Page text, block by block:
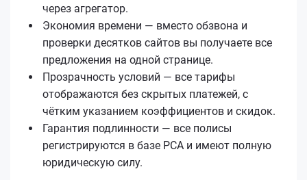
через агрегатор.
Экономия времени — вместо обзвона и
проверки десятков сайтов вы получаете все
предложения на одной странице.
Прозрачность условий — все тарифы
отображаются без скрытых платежей, с
чётким указанием коэффициентов и скидок.
Гарантия подлинности — все полисы
регистрируются в базе РСА и имеют полную
юридическую силу.